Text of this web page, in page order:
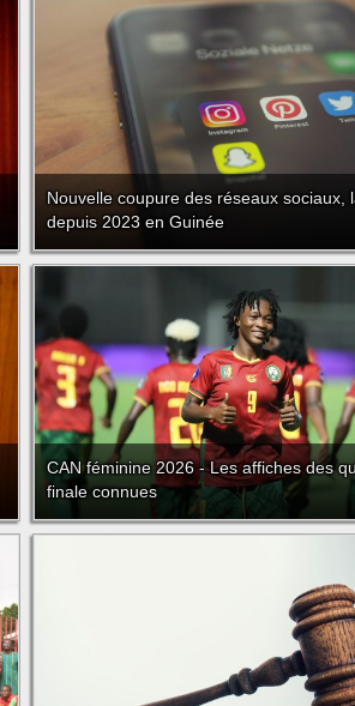
Nouvelle coupure des réseaux sociaux,
depuis 2023 en Guinée
CAN féminine 2026 - Les affiches des
finale connues